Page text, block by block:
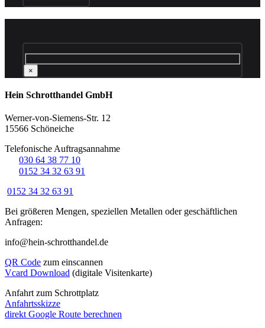
×
Hein Schrotthandel GmbH
Werner-von-Siemens-Str. 12
15566 Schöneiche
Telefonische Auftragsannahme
030 64 38 77 10
0152 34 32 63 91
0152 34 32 63 91
Bei größeren Mengen, speziellen Metallen oder geschäftlichen
Anfragen:
info@hein-schrotthandel.de
QR Code zum einscannen
Vcard Download (digitale Visitenkarte)
Anfahrt zum Schrottplatz
Anfahrtsskizze
direkt Google Route berechnen